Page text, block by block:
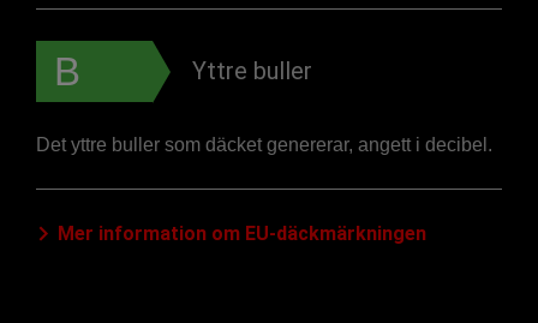
B Yttre buller
Det yttre buller som däcket genererar, angett i decibel.
Mer information om EU-däckmärkningen